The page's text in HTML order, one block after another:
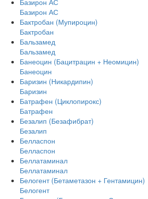
Базирон АС
Базирон АС
Бактробан (Мупироцин)
Бактробан
Бальзамед
Бальзамед
Банеоцин (Бацитрацин + Неомицин)
Банеоцин
Баризин (Никардипин)
Баризин
Батрафен (Циклопирокс)
Батрафен
Безалип (Безафибрат)
Безалип
Белласпон
Белласпон
Беллатаминал
Беллатаминал
Белогент (Бетаметазон + Гентамицин)
Белогент